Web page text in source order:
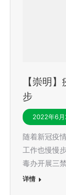
【崇明
步
2022年6月
随着新冠疫
工作也慢慢
毒办开展三
详情